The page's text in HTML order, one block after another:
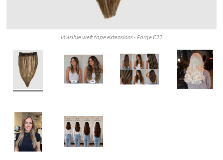
Invisible weft tape extensions - Farge C22